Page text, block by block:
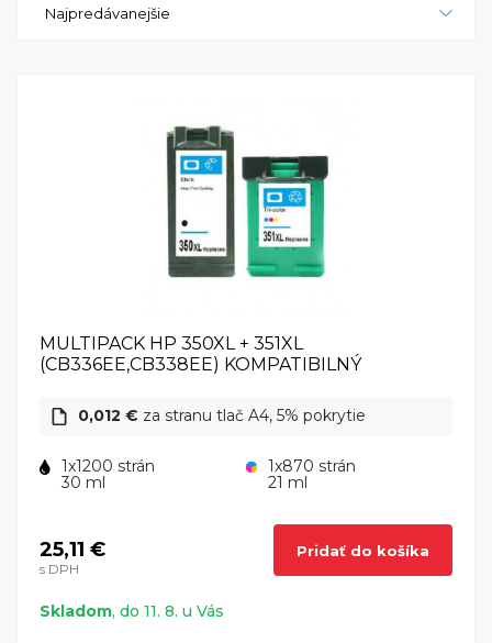
skenovacie potreby v jednom kompaktnom a
Najpredávanejšie
MULTIPACK HP 350XL + 351XL
(CB336EE,CB338EE) KOMPATIBILNÝ
0,012 € za stranu tlač A4, 5% pokrytie
1x1200 strán
30 ml
1x870 strán
21 ml
25,11 €
s DPH
Pridať do košíka
Skladom, do 11. 8. u Vás